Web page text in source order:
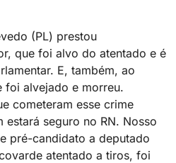
(PL) prestou
que foi alvo do atentado e é
E, também, ao
foi alvejado e morreu.
cometeram esse crime
estará seguro no RN. Nosso
pré-candidato a deputado
atentado a tiros, foi